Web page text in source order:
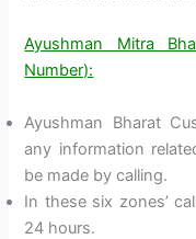
Ayushman Mitra
Number):
Ayushman Bharat
any information
be made by calling.
In these six zones’
24 hours.